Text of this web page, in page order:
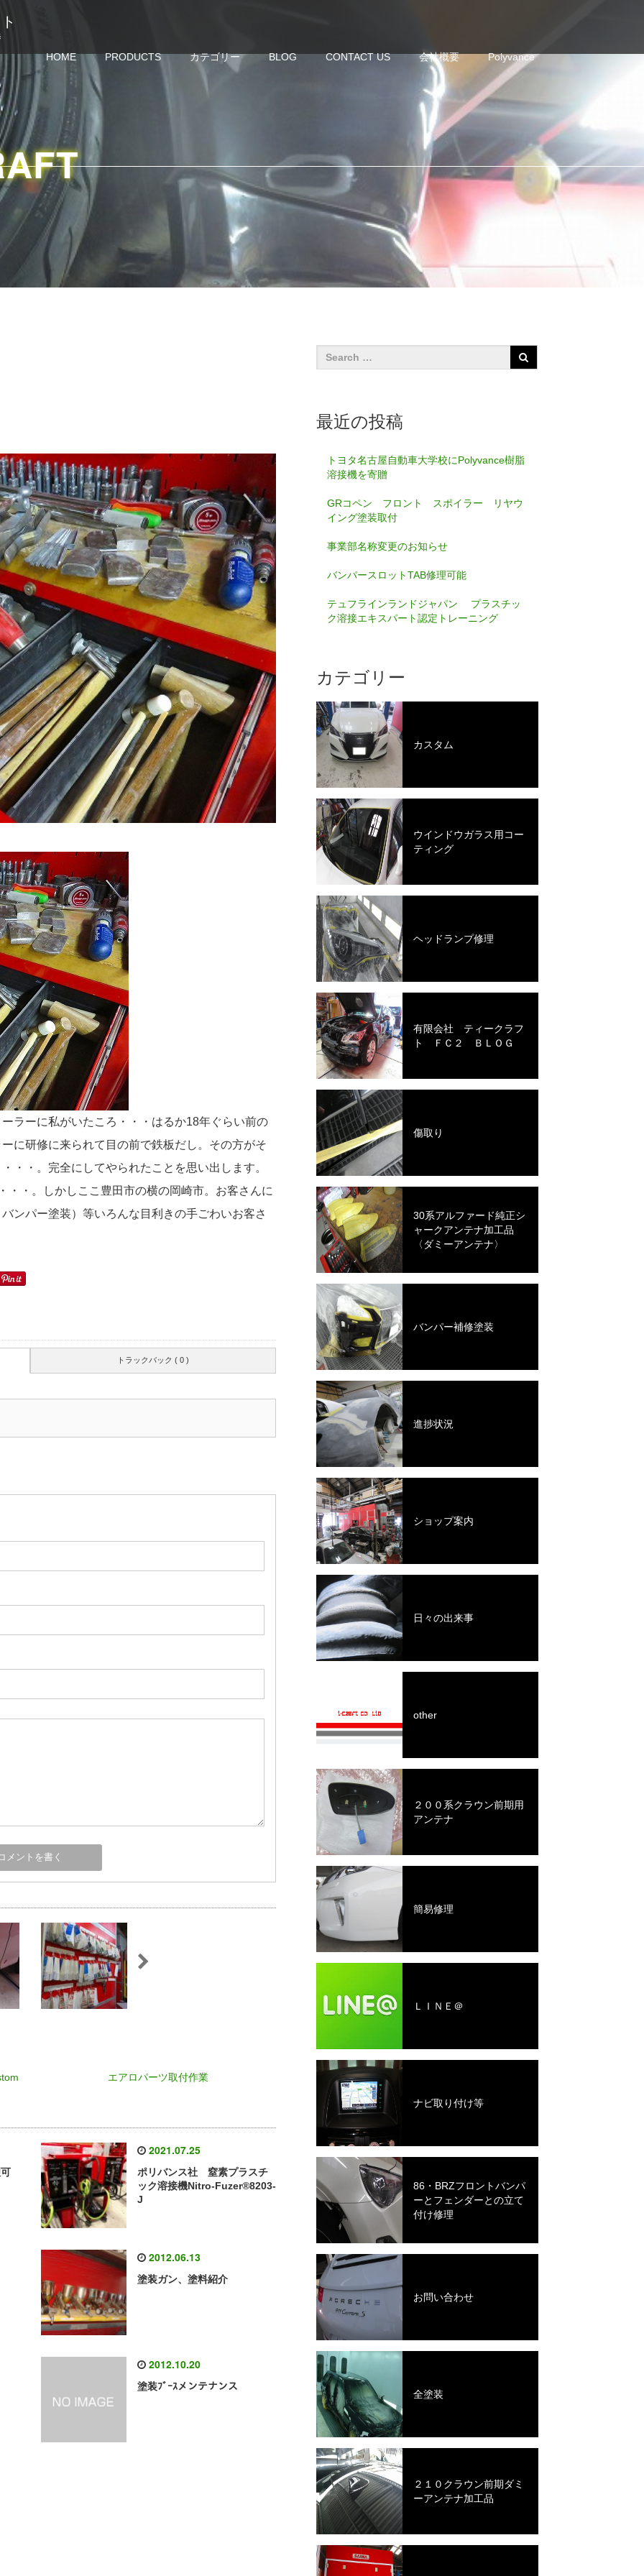
ト
HOME PRODUCTS カテゴリー BLOG CONTACT US 会社概要 Polyvance
ラーに私がいたころ・・・はるか18年ぐらい前の
に研修に来られて目の前で鉄板だし。その方がそ
・・。完全にしてやられたことを思い出します。
・・。しかしここ豊田市の横の岡崎市。お客さんに
ンパー塗装）等いろんな目利きの手ごわいお客さ
トラックバック ( 0 )
エアロパーツ取付作業
2021.07.25
ポリバンス社 窒素プラスチ
ック溶接機Nitro-Fuzer®8203-
J
2012.06.13
塗装ガン、塗料紹介
2012.10.20
塗装ﾌﾞｰｽメンテナンス
最近の投稿
トヨタ名古屋自動車大学校にPolyvance樹脂
溶接機を寄贈
GRコペン フロント スポイラー リヤウ
イング塗装取付
事業部名称変更のお知らせ
バンパースロットTAB修理可能
テュフラインランドジャパン プラスチッ
ク溶接エキスパート認定トレーニング
カテゴリー
カスタム
ウインドウガラス用コー
ティング
ヘッドランプ修理
有限会社 ティークラフ
ト ＦＣ２ ＢＬＯＧ
傷取り
30系アルファード純正シ
ャークアンテナ加工品
〈ダミーアンテナ〉
バンパー補修塗装
進捗状況
ショップ案内
日々の出来事
other
２００系クラウン前期用
アンテナ
簡易修理
ＬＩＮＥ＠
ナビ取り付け等
86・BRZフロントバンパ
ーとフェンダーとの立て
付け修理
お問い合わせ
全塗装
２１０クラウン前期ダミ
ーアンテナ加工品